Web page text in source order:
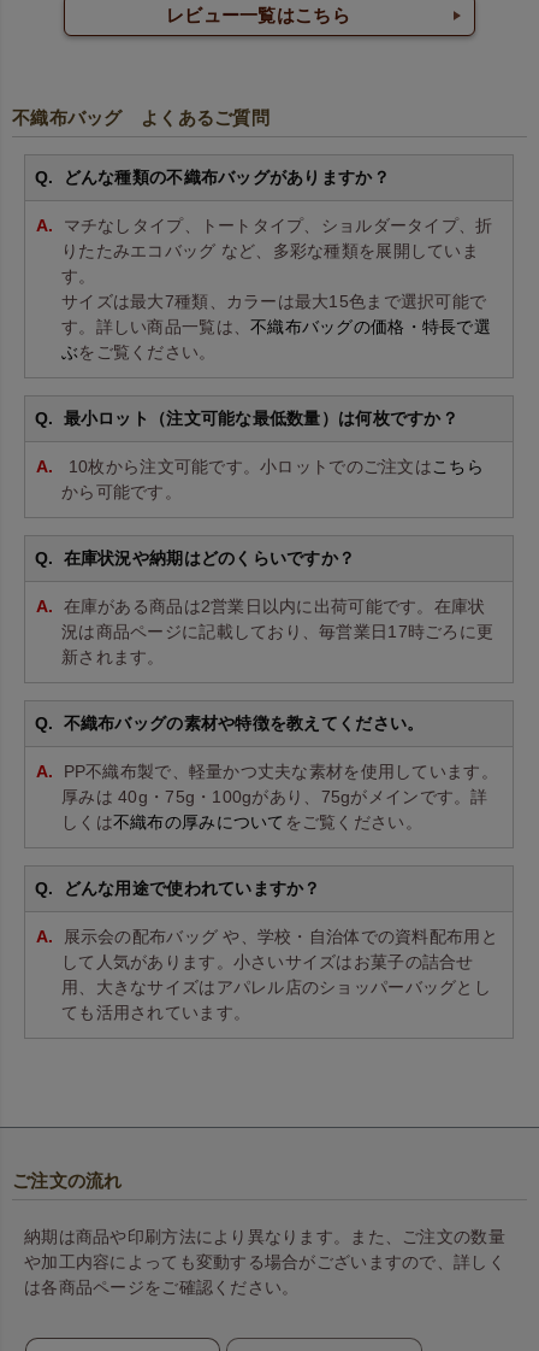
レビュー一覧はこちら
不織布バッグ よくあるご質問
どんな種類の不織布バッグがありますか？
マチなしタイプ、トートタイプ、ショルダータイプ、折
りたたみエコバッグ など、多彩な種類を展開していま
す。
サイズは最大7種類、カラーは最大15色まで選択可能で
す。詳しい商品一覧は、不織布バッグの価格・特長で選
ぶをご覧ください。
最小ロット（注文可能な最低数量）は何枚ですか？
10枚から注文可能です。小ロットでのご注文はこちら
から可能です。
在庫状況や納期はどのくらいですか？
在庫がある商品は2営業日以内に出荷可能です。在庫状
況は商品ページに記載しており、毎営業日17時ごろに更
新されます。
不織布バッグの素材や特徴を教えてください。
PP不織布製で、軽量かつ丈夫な素材を使用しています。
厚みは 40g・75g・100gがあり、75gがメインです。詳
しくは不織布の厚みについて をご覧ください。
どんな用途で使われていますか？
展示会の配布バッグ や、学校・自治体での資料配布用と
して人気があります。小さいサイズはお菓子の詰合せ
用、大きなサイズはアパレル店のショッパーバッグとし
ても活用されています。
ご注文の流れ
納期は商品や印刷方法により異なります。また、ご注文の数量
や加工内容によっても変動する場合がございますので、詳しく
は各商品ページをご確認ください。